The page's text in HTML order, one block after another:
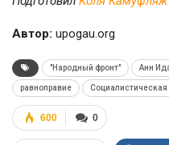
Автор: upogau.org
"Народный фронт" Анн
равноправие Социалистическая
0
600